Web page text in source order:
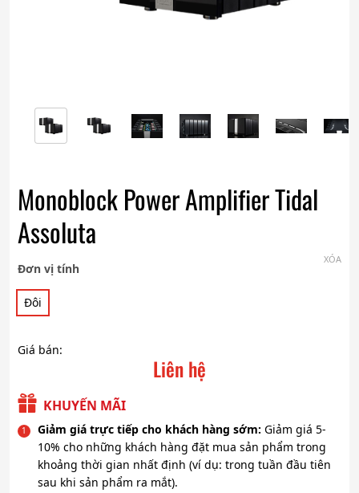
Monoblock Power Amplifier Tidal
Assoluta
Đơn vị tính
Đôi
XÓA
Giá bán:
Liên hệ
KHUYẾN MÃI
Giảm giá trực tiếp cho khách hàng sớm: Giảm giá 5-
10% cho những khách hàng đặt mua sản phẩm trong
khoảng thời gian nhất định (ví dụ: trong tuần đầu tiên
sau khi sản phẩm ra mắt).